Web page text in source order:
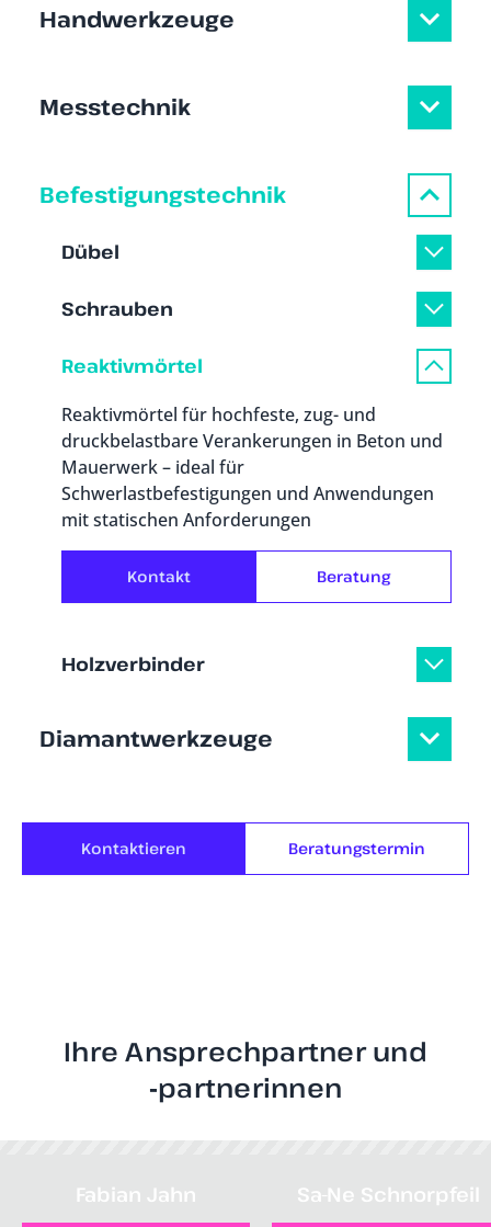
Handwerkzeuge
Messtechnik
Befestigungstechnik
Dübel
Schrauben
Reaktivmörtel
Reaktivmörtel für hochfeste, zug- und
druckbelastbare Verankerungen in Beton und
Mauerwerk – ideal für
Schwerlastbefestigungen und Anwendungen
mit statischen Anforderungen
Kontakt Beratung
Holzverbinder
Diamantwerkzeuge
Kontaktieren Beratungstermin
Ihre Ansprechpartner und
‑partnerinnen
Fabian Jahn Sa-Ne Schnorpfeil